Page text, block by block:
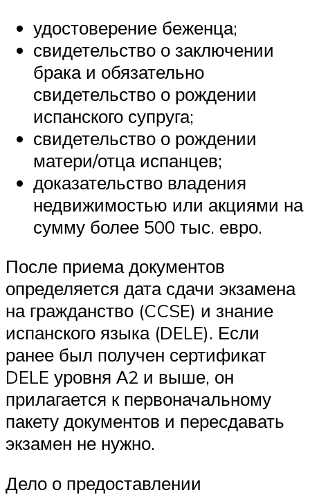
удостоверение беженца;
свидетельство о заключении
брака и обязательно
свидетельство о рождении
испанского супруга;
свидетельство о рождении
матери/отца испанцев;
доказательство владения
недвижимостью или акциями на
сумму более 500 тыс. евро.
После приема документов
определяется дата сдачи экзамена
на гражданство (CCSE) и знание
испанского языка (DELE). Если
ранее был получен сертификат
DELE уровня А2 и выше, он
прилагается к первоначальному
пакету документов и пересдавать
экзамен не нужно.
Дело о предоставлении